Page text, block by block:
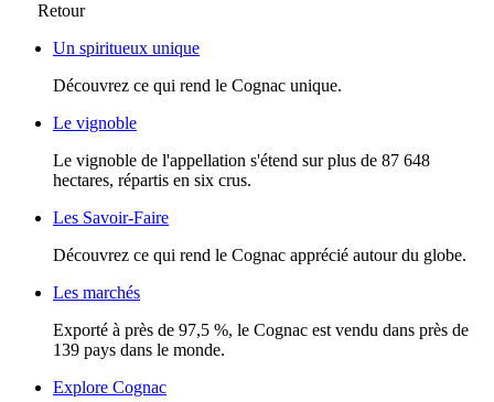
Retour
Un spiritueux unique
Découvrez ce qui rend le Cognac unique.
Le vignoble
Le vignoble de l'appellation s'étend sur plus de 87 648
hectares, répartis en six crus.
Les Savoir-Faire
Découvrez ce qui rend le Cognac apprécié autour du globe.
Les marchés
Exporté à près de 97,5 %, le Cognac est vendu dans près de
139 pays dans le monde.
Explore Cognac